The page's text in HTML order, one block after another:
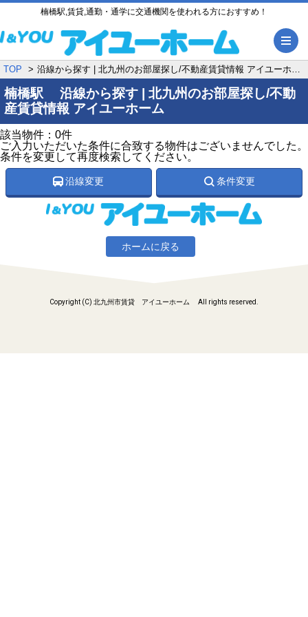
楠橋駅,賃貸,通勤・通学に交通機関を使われる方におすすめ！
TOP 沿線から探す | 北九州のお部屋探し/不動産賃貸情報 アイユーホーム
楠橋駅 沿線から探す | 北九州のお部屋探し/不動
産賃貸情報 アイユーホーム
該当物件：0件
ご入力いただいた条件に合致する物件はございませんでした。
条件を変更して再度検索してください。
沿線変更 条件変更
ホームに戻る
Copyright (C) 北九州市賃貸 アイユーホーム All rights reserved.